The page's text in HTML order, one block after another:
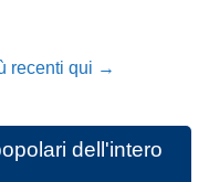
recenti qui →
dell'intero